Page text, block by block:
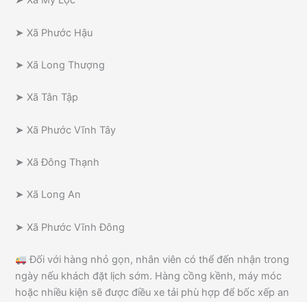
➤ Xã Phước Hậu
➤ Xã Long Thượng
➤ Xã Tân Tập
➤ Xã Phước Vĩnh Tây
➤ Xã Đông Thạnh
➤ Xã Long An
➤ Xã Phước Vĩnh Đông
Đối với hàng nhỏ gọn, nhân viên có thể đến nhận trong
ngày nếu khách đặt lịch sớm. Hàng cồng kềnh, máy móc
hoặc nhiều kiện sẽ được điều xe tải phù hợp để bốc xếp an